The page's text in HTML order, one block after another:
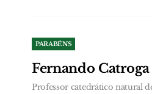
PARABÉNS
Fernando Catroga
Professor catedrático natural